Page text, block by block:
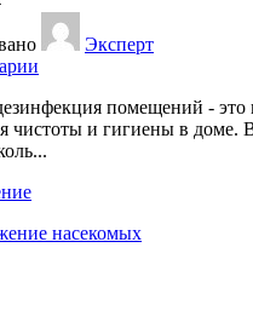
Эксперт
помещений -
чистоты и гигиены в доме.